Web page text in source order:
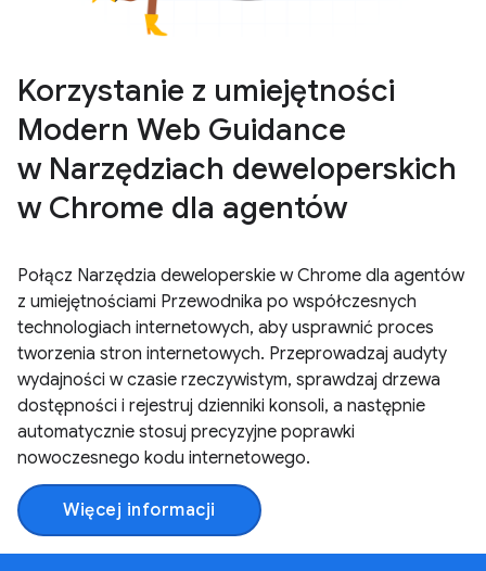
Korzystanie z umiejętności
Modern Web Guidance
w Narzędziach deweloperskich
w Chrome dla agentów
Połącz Narzędzia deweloperskie w Chrome dla agentów
z umiejętnościami Przewodnika po współczesnych
technologiach internetowych, aby usprawnić proces
tworzenia stron internetowych. Przeprowadzaj audyty
wydajności w czasie rzeczywistym, sprawdzaj drzewa
dostępności i rejestruj dzienniki konsoli, a następnie
automatycznie stosuj precyzyjne poprawki
nowoczesnego kodu internetowego.
Więcej informacji